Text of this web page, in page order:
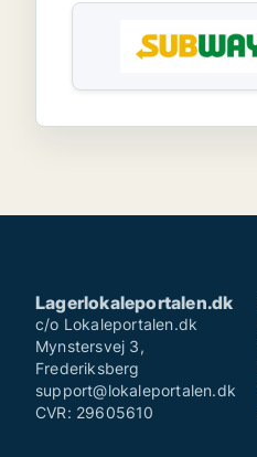
Lagerlokaleportalen.dk
c/o Lokaleportalen.dk
Mynstersvej 3,
Frederiksberg
support@lokaleportalen.dk
CVR: 29605610